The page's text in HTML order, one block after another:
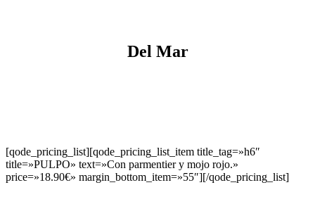
Del Mar
[qode_pricing_list][qode_pricing_list_item title_tag=»h6″
title=»PULPO» text=»Con parmentier y mojo rojo.»
price=»18.90€» margin_bottom_item=»55″][/qode_pricing_list]